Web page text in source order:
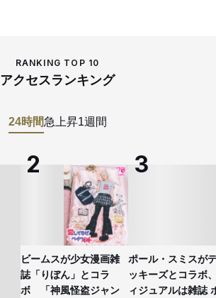
RANKING TOP 10
アクセスランキング
24時間急上昇1週間
ビームスが少女漫画雑
誌「りぼん」とコラ
ボ 「神風怪盗ジャン
ポール・スミスが
ッキーズとコラボ
ィジュアルは雑誌